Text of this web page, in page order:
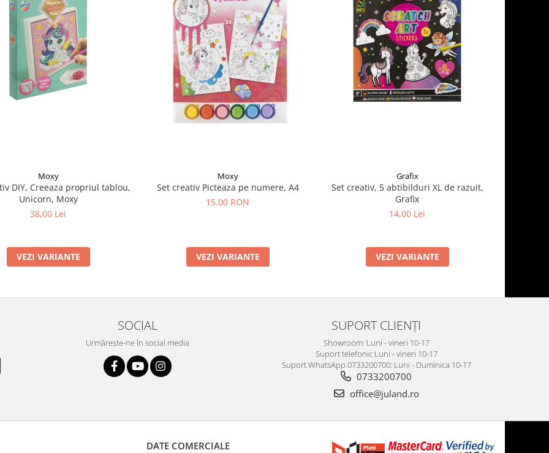
Moxy
DIY, Creeaza propriul tablou,
Unicorn, Moxy
38,00 Lei
VEZI VARIANTE
Moxy
Set creativ Picteaza pe numere, A4
15,00 RON
VEZI VARIANTE
Grafix
Set creativ, 5 abtibilduri XL de razuit,
Grafix
14,00 Lei
VEZI VARIANTE
SOCIAL
Urmărește-ne în social media
SUPORT CLIENȚI
Showroom: Luni - vineri 10-17
Suport telefonic Luni - vineri 10-17
Suport WhatsApp 0733200700: Luni - Duminica 10-17
0733200700
office@juland.ro
DATE COMERCIALE